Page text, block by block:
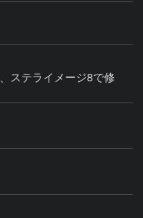
ステライメージ8で修